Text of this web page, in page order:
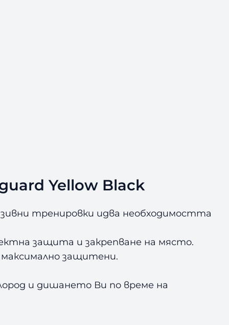
Yellow Black
тренировки идва необходимостта
защита и закрепване на място.
защитени.
и дишането Ви по време на